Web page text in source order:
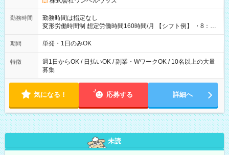
勤務時間
勤務時間は指定なし
変形労働時間制 想定労働時間160時間/月 【シフト例】 ・8：00
～21：00
期間 単発・1日のみOK
特徴
週1日からOK / 日払いOK / 副業・WワークOK / 10名以上の大量
募集
気になる！ 応募する 詳細へ
未読